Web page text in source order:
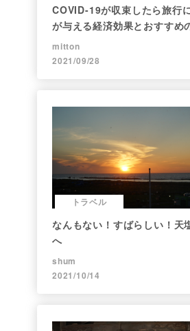
COVID-19が収束したら旅行
が与える経済効果とおすすめ
mitton
2021/09/28
トラベル
なんもない！すばらしい！天
へ
shum
2021/10/14